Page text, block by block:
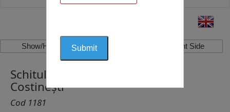
Show/Hide Left Side Show/Hide Right Side
Schitul Sfânta Elena de la Mare,
Costinești
Cod 1181